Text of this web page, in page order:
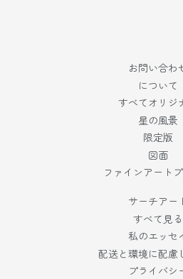
お問い合わ
について
すべてオリジ
星の風景
限定版
図面
ファインアート
サーチアー
すべて見る
私のエッセ
配送と環境に配慮
プライバシ